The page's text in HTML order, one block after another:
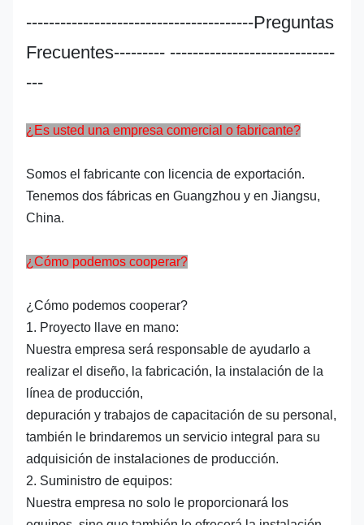
----------------------------------------Preguntas
Frecuentes--------- -----------------------------
---
¿Es usted una empresa comercial o fabricante?
Somos el fabricante con licencia de exportación.
Tenemos dos fábricas en Guangzhou y en Jiangsu,
China.
¿Cómo podemos cooperar?
¿Cómo podemos cooperar?
1. Proyecto llave en mano:
Nuestra empresa será responsable de ayudarlo a
realizar el diseño, la fabricación, la instalación de la
línea de producción,
depuración y trabajos de capacitación de su personal,
también le brindaremos un servicio integral para su
adquisición de instalaciones de producción.
2. Suministro de equipos:
Nuestra empresa no solo le proporcionará los